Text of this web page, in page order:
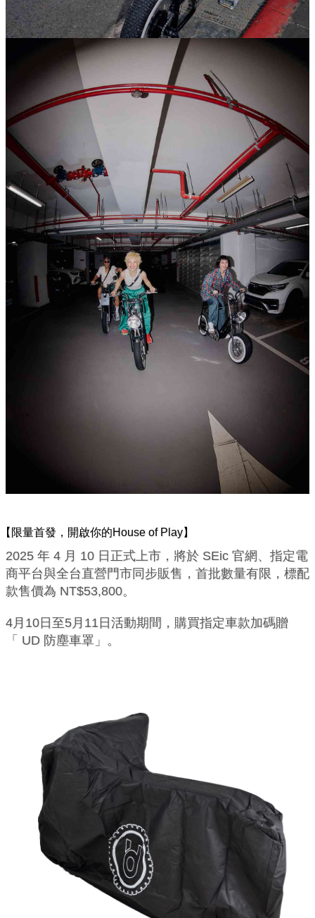
【限量首發，開啟你的House of Play】
2025 年 4 月 10 日正式上市，將於 SEic 官網、指定電
商平台與全台直營門市同步販售，首批數量有限，標配
款售價為 NT$53,800。
4月10日至5月11日活動期間，購買指定車款加碼贈
「 UD 防塵車罩」。